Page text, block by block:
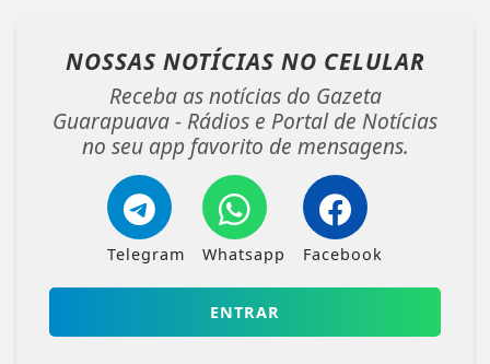
NOSSAS NOTÍCIAS NO CELULAR
Receba as notícias do Gazeta
Guarapuava - Rádios e Portal de Notícias
no seu app favorito de mensagens.
Telegram Whatsapp Facebook
ENTRAR